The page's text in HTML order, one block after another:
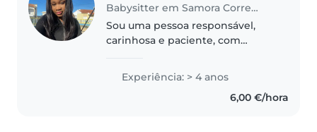
Babysitter em Samora Correia
Sou uma pessoa responsável,
carinhosa e paciente, com
crianças. Procuro sempre criar
um ambiente seguro, divertido e
Experiência: > 4 anos
6,00 €/hora